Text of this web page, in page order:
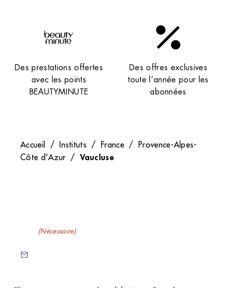
Des prestations offertes
avec les points
BEAUTYMINUTE
Des offres exclusives
toute l’année pour les
abonnées
Accueil / Instituts / France /
Provence-Alpes-
Côte d'Azur / Vaucluse
(Nécessaire)